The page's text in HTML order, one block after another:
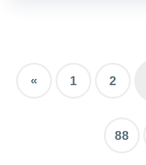
« 1 2
88